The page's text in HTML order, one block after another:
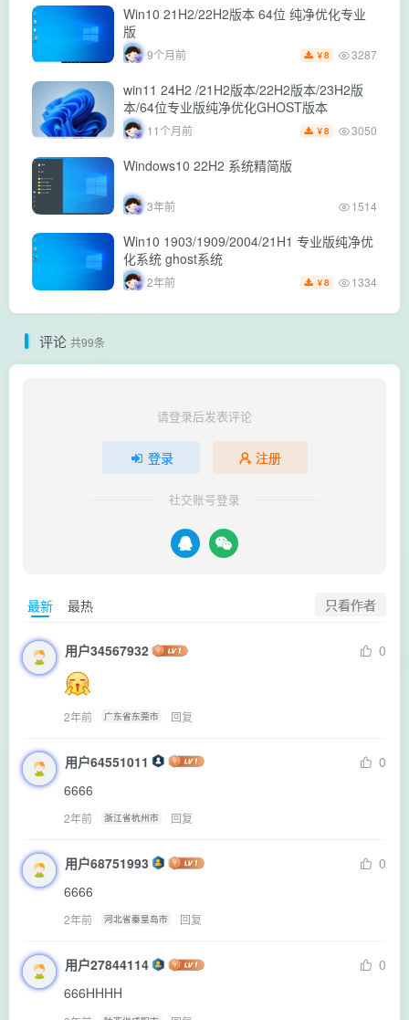
Win10 21H2/22H2版本 64位 纯净优化专业
版
9个月前 ￥8 3287
win11 24H2 /21H2版本/22H2版本/23H2版
本/64位专业版纯净优化GHOST版本
11个月前 ￥8 3050
Windows10 22H2 系统精简版
3年前 1514
Win10 1903/1909/2004/21H1 专业版纯净优
化系统 ghost系统
2年前 ￥8 1334
评论 共99条
请登录后发表评论
登录 注册
社交账号登录
最新 最热 只看作者
用户34567932 0
2年前 广东省东莞市 回复
用户64551011
0
6666
2年前 浙江省杭州市 回复
用户68751993
0
6666
2年前 河北省秦皇岛市 回复
用户27844114
0
666HHHH